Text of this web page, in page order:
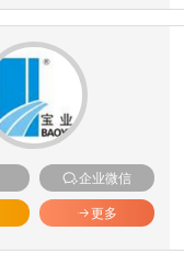
企业微信
更多